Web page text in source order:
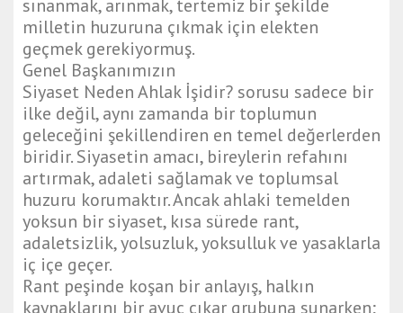
sınanmak, arınmak, tertemiz bir şekilde
milletin huzuruna çıkmak için elekten
geçmek gerekiyormuş.
Genel Başkanımızın
Siyaset Neden Ahlak İşidir? sorusu sadece bir
ilke değil, aynı zamanda bir toplumun
geleceğini şekillendiren en temel değerlerden
biridir. Siyasetin amacı, bireylerin refahını
artırmak, adaleti sağlamak ve toplumsal
huzuru korumaktır. Ancak ahlaki temelden
yoksun bir siyaset, kısa sürede rant,
adaletsizlik, yolsuzluk, yoksulluk ve yasaklarla
iç içe geçer.
Rant peşinde koşan bir anlayış, halkın
kaynaklarını bir avuç çıkar grubuna sunarken;